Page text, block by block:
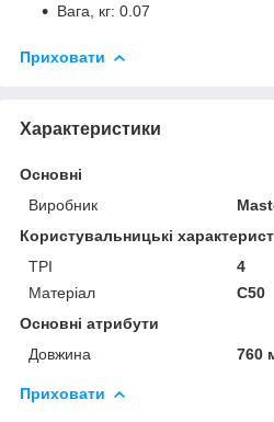
Вага, кг: 0.07
Приховати
Характеристики
Основні
Виробник
Користувальницькі
TPI
4
Матеріал
C50
Основні атрибути
Довжина
760
Приховати